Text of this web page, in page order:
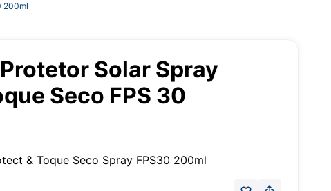
200ml
Solar Spray
Seco FPS 30
& Toque Seco Spray FPS30 200ml